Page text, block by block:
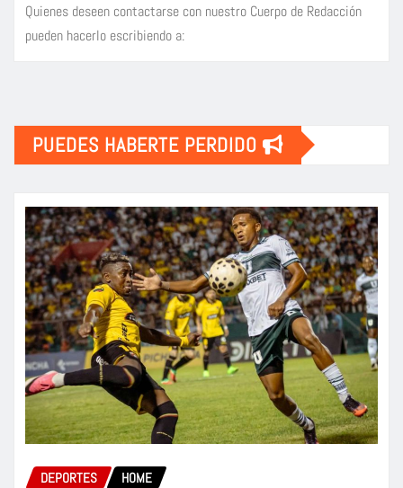
Quienes deseen contactarse con nuestro Cuerpo de Redacción
pueden hacerlo escribiendo a:
PUEDES HABERTE PERDIDO
DEPORTES HOME